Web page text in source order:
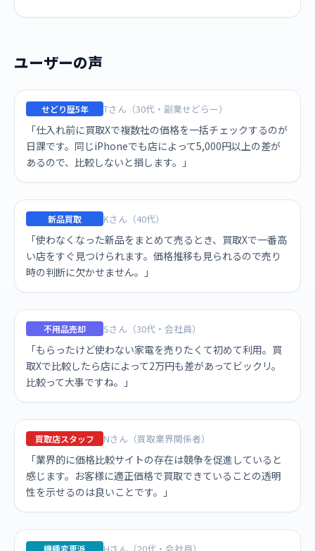
ユーザーの声
せどり歴5年 Tさん（30代・副業せどらー）
「仕入れ前に買取Xで複数社の価格を一括チェックするのが
日課です。同じiPhoneでも店によって5,000円以上の差が
あるので、比較しないと損します。」
新品買取 Kさん（40代）
「使わなくなった新品をまとめて売るとき、買取Xで一番高
い店をすぐ見つけられます。価格推移も見られるので売り
時の判断に欠かせません。」
不用品売却 Sさん（30代・会社員）
「もらったけど使わない家電を売りたくて初めて利用。買
取Xで比較したら店によって2万円も差があってビックリ。
比較って大事ですね。」
買取店スタッフ Nさん（買取業界関係者）
「業界的に価格比較サイトの存在は競争を促進していると
感じます。お客様に適正価格で買取できていることの透明
性を示せるのは良いことです。」
機種変更派